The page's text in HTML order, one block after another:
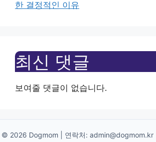
한 결정적인 이유
최신 댓글
보여줄 댓글이 없습니다.
© 2026 Dogmom | 연락처: admin@dogmom.kr|